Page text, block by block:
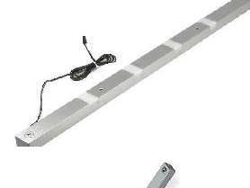
СВЕТОДИОДНЫЙ СВЕТИЛЬНИК EVITA
ДИОДОВ ЧЁРНЫЙ
420р.
СВЕТОДИОДНЫЙ СВЕТИЛЬНИК